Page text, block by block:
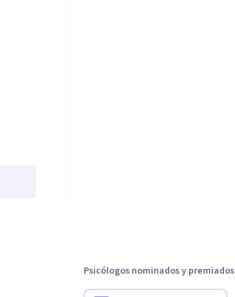
Psicólogos nominados y premiados